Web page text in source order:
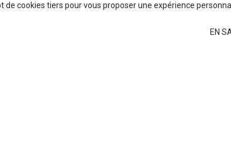
cookies tiers pour vous proposer une expérience
EN